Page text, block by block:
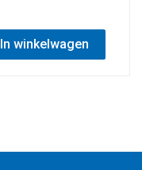
In winkelwagen